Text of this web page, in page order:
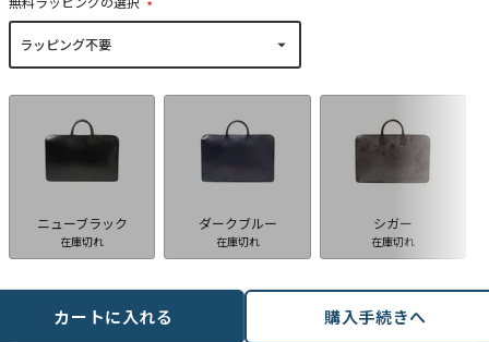
(
ニューブラック
在庫切れ
ダークブルー
在庫切れ
シガー
在庫切れ
カートに入れる 購入手続きへ